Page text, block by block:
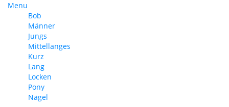
Menu
Bob
Männer
Jungs
Mittellanges
Kurz
Lang
Locken
Pony
Nägel